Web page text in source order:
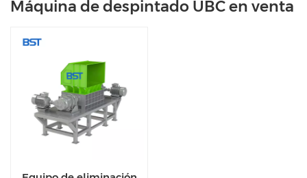
Máquina de despintado UBC en venta